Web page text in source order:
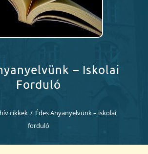
– Iskolai
Forduló
cikkek / Édes Anyanyelvünk – iskolai
forduló